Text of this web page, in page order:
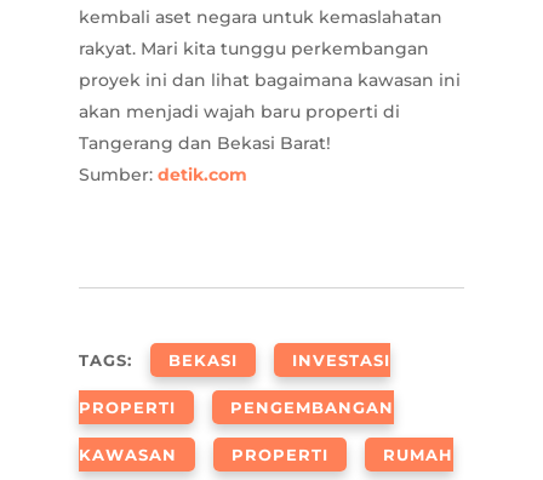
kembali aset negara untuk kemaslahatan
rakyat. Mari kita tunggu perkembangan
proyek ini dan lihat bagaimana kawasan ini
akan menjadi wajah baru properti di
Tangerang dan Bekasi Barat!
Sumber: detik.com
TAGS: BEKASI INVESTASI
PROPERTI PENGEMBANGAN
KAWASAN PROPERTI RUMAH